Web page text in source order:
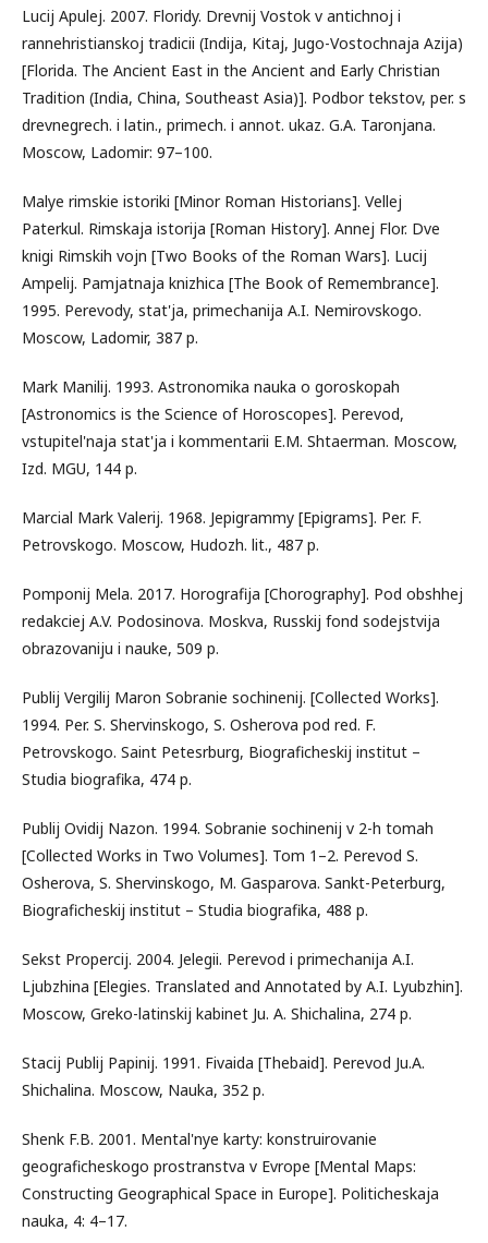
Lucij Apulej. 2007. Floridy. Drevnij Vostok v antichnoj i
rannehristianskoj tradicii (Indija, Kitaj, Jugo-Vostochnaja Azija)
[Florida. The Ancient East in the Ancient and Early Christian
Tradition (India, China, Southeast Asia)]. Podbor tekstov, per. s
drevnegrech. i latin., primech. i annot. ukaz. G.A. Taronjana.
Moscow, Ladomir: 97–100.
Malye rimskie istoriki [Minor Roman Historians]. Vellej
Paterkul. Rimskaja istorija [Roman History]. Annej Flor. Dve
knigi Rimskih vojn [Two Books of the Roman Wars]. Lucij
Ampelij. Pamjatnaja knizhica [The Book of Remembrance].
1995. Perevody, stat'ja, primechanija A.I. Nemirovskogo.
Moscow, Ladomir, 387 p.
Mark Manilij. 1993. Astronomika nauka o goroskopah
[Astronomics is the Science of Horoscopes]. Perevod,
vstupitel'naja stat'ja i kommentarii E.M. Shtaerman. Moscow,
Izd. MGU, 144 p.
Marcial Mark Valerij. 1968. Jepigrammy [Epigrams]. Per. F.
Petrovskogo. Moscow, Hudozh. lit., 487 p.
Pomponij Mela. 2017. Horografija [Chorography]. Pod obshhej
redakciej A.V. Podosinova. Moskva, Russkij fond sodejstvija
obrazovaniju i nauke, 509 p.
Publij Vergilij Maron Sobranie sochinenij. [Collected Works].
1994. Per. S. Shervinskogo, S. Osherova pod red. F.
Petrovskogo. Saint Petesrburg, Biograficheskij institut –
Studia biografika, 474 p.
Publij Ovidij Nazon. 1994. Sobranie sochinenij v 2-h tomah
[Collected Works in Two Volumes]. Tom 1–2. Perevod S.
Osherova, S. Shervinskogo, M. Gasparova. Sankt-Peterburg,
Biograficheskij institut – Studia biografika, 488 p.
Sekst Propercij. 2004. Jelegii. Perevod i primechanija A.I.
Ljubzhina [Elegies. Translated and Annotated by A.I. Lyubzhin].
Moscow, Greko-latinskij kabinet Ju. A. Shichalina, 274 p.
Stacij Publij Papinij. 1991. Fivaida [Thebaid]. Perevod Ju.A.
Shichalina. Moscow, Nauka, 352 p.
Shenk F.B. 2001. Mental'nye karty: konstruirovanie
geograficheskogo prostranstva v Evrope [Mental Maps:
Constructing Geographical Space in Europe]. Politicheskaja
nauka, 4: 4–17.